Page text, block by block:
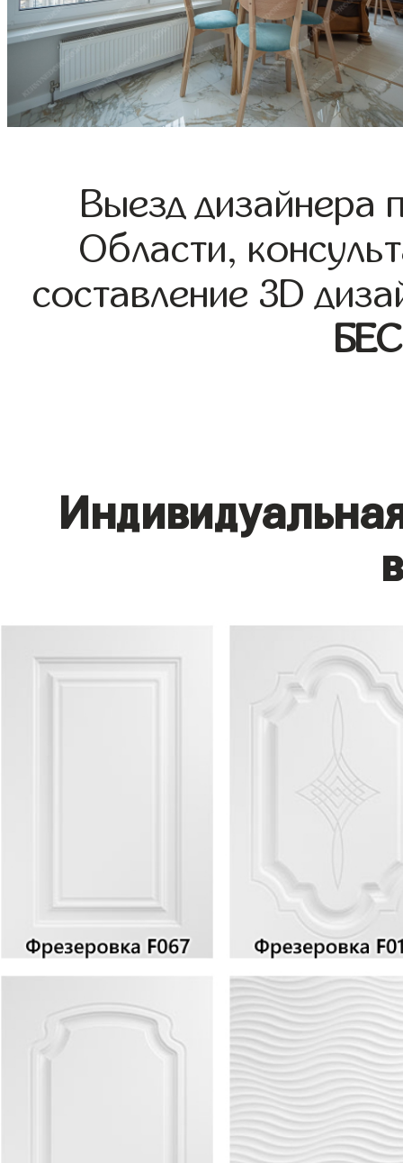
Выезд дизайнера
Области,
составление 3D